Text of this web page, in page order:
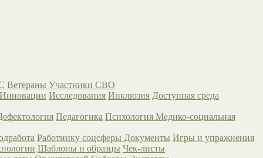
Ветераны Участники СВО
Инновации Исследования Инклюзия Доступная среда
Педагогика Психология Медико-социальная
Работнику соцсферы Документы Игры и упражнения
Шаблоны и образцы Чек-листы